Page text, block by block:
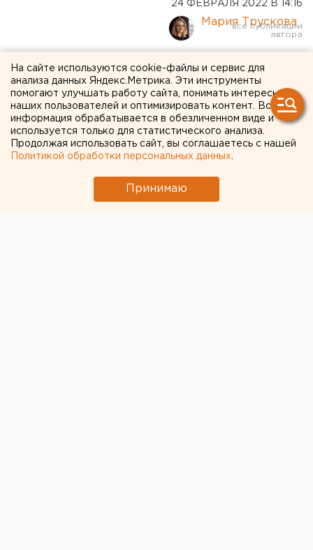
24 ФЕВРАЛЯ 2022 В 14:16
Мария Трускова
В Техническом
университете УГМК
получили селен уникальной
чистоты
На сайте используются cookie-файлы и сервис для
анализа данных Яндекс.Метрика. Эти инструменты
помогают улучшать работу сайта, понимать интересы
наших пользователей и оптимизировать контент. Вся
информация обрабатывается в обезличенном виде и
используется только для статистического анализа.
Продолжая использовать сайт, вы соглашаетесь с нашей
Политикой обработки персональных данных
Принимаю